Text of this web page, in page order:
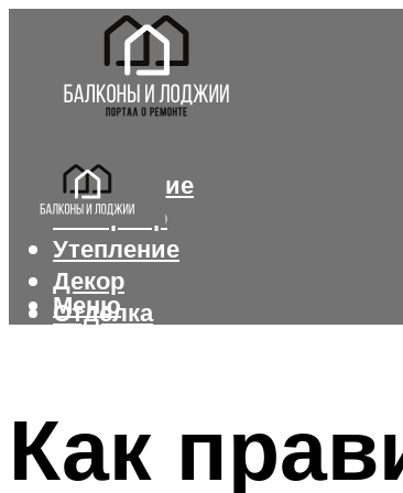
Остекление
Интерьер
Утепление
Декор
Отделка
Меню
Как